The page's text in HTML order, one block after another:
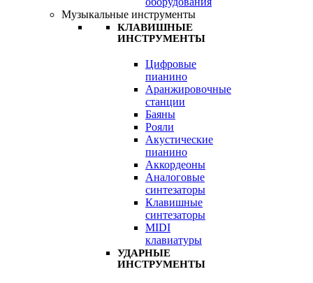
Музыкальные инструменты
КЛАВИШНЫЕ
ИНСТРУМЕНТЫ
Цифровые
пианино
Аранжировочные
станции
Баяны
Рояли
Акустические
пианино
Аккордеоны
Аналоговые
синтезаторы
Клавишные
синтезаторы
MIDI
клавиатуры
УДАРНЫЕ
ИНСТРУМЕНТЫ